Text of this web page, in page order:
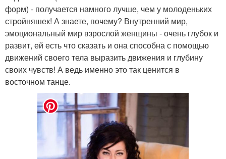
форм) - получается намного лучше, чем у молоденьких
стройняшек! А знаете, почему? Внутренний мир,
эмоциональный мир взрослой женщины - очень глубок и
развит, ей есть что сказать и она способна с помощью
движений своего тела выразить движения и глубину
своих чувств! А ведь именно это так ценится в
восточном танце.